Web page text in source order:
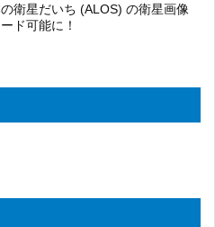
衛星だいち (ALOS) の衛星画像
ド可能に！